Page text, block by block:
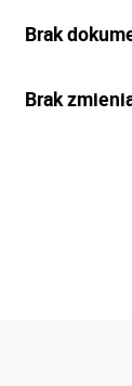
Brak
Brak